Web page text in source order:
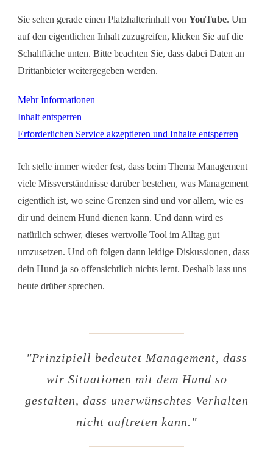
Sie sehen gerade einen Platzhalterinhalt von YouTube. Um
auf den eigentlichen Inhalt zuzugreifen, klicken Sie auf die
Schaltfläche unten. Bitte beachten Sie, dass dabei Daten an
Drittanbieter weitergegeben werden.
Mehr Informationen
Inhalt entsperren
Erforderlichen Service akzeptieren und Inhalte entsperren
Ich stelle immer wieder fest, dass beim Thema Management
viele Missverständnisse darüber bestehen, was Management
eigentlich ist, wo seine Grenzen sind und vor allem, wie es
dir und deinem Hund dienen kann. Und dann wird es
natürlich schwer, dieses wertvolle Tool im Alltag gut
umzusetzen. Und oft folgen dann leidige Diskussionen, dass
dein Hund ja so offensichtlich nichts lernt. Deshalb lass uns
heute drüber sprechen.
"Prinzipiell bedeutet Management, dass
wir Situationen mit dem Hund so
gestalten, dass unerwünschtes Verhalten
nicht auftreten kann."